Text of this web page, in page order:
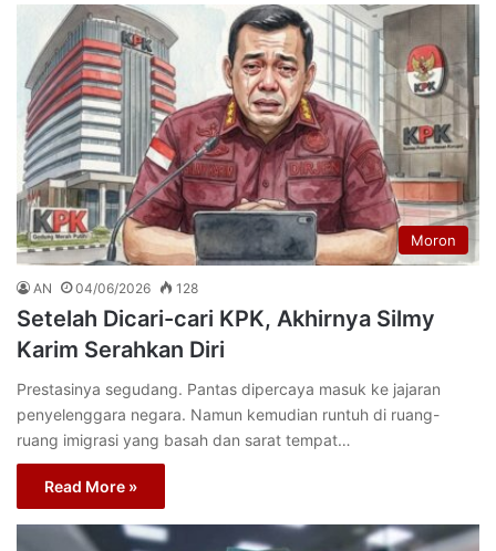
Moron
AN 04/06/2026 128
Setelah Dicari-cari KPK, Akhirnya Silmy
Karim Serahkan Diri
Prestasinya segudang. Pantas dipercaya masuk ke jajaran
penyelenggara negara. Namun kemudian runtuh di ruang-
ruang imigrasi yang basah dan sarat tempat…
Read More »